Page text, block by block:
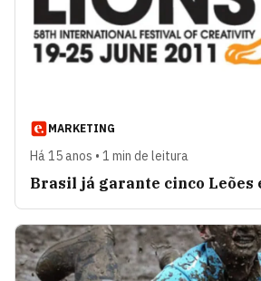
MARKETING
Há 15 anos • 1 min de leitura
Brasil já garante cinco Leões